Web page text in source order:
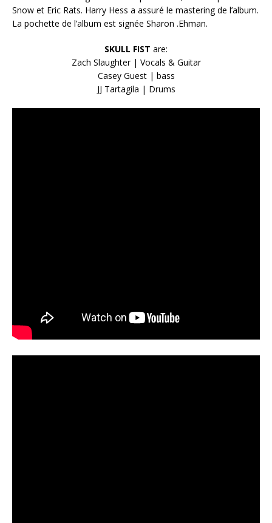
Snow et Eric Rats. Harry Hess a assuré le mastering de l’album.
La pochette de l’album est signée Sharon .Ehman.
SKULL FIST are:
Zach Slaughter | Vocals & Guitar
Casey Guest | bass
JJ Tartagila | Drums